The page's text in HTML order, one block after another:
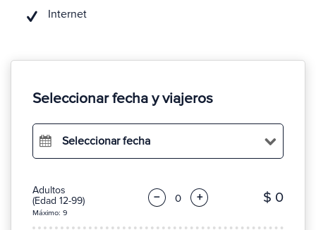
Internet
Seleccionar fecha y viajeros
Seleccionar fecha
Adultos
(Edad 12-99)
Máximo: 9
− + $ 0